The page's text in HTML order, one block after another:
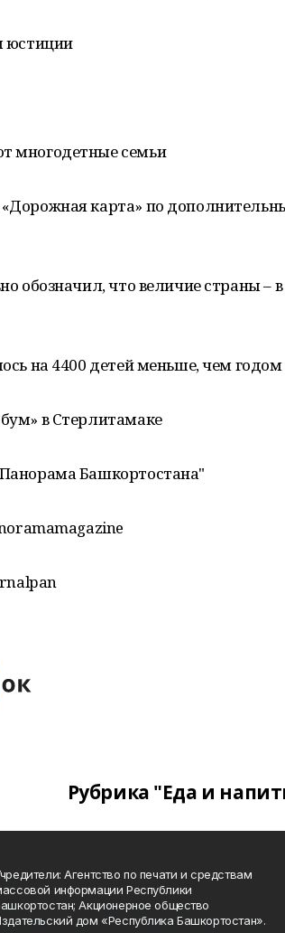
юстиции
многодетные семьи
карта» по
обозначил, что величие страны –
на 4400 детей меньше, чем годом
в Стерлитамаке
Башкортостана"
Рубрика "Еда и
Агентство по печати и средствам
информации Республики
Акционерное общество
дом «Республика Башкортостан».